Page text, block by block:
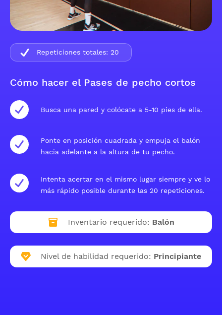
Cómo hacer el Pases de pecho cortos
Busca una pared y colócate a 5-10 pies de ella.
Ponte en posición cuadrada y empuja el balón
hacia adelante a la altura de tu pecho.
Intenta acertar en el mismo lugar siempre y ve lo
más rápido posible durante las 20 repeticiones.
Inventario requerido: Balón
Nivel de habilidad requerido: Principiante
Repeticiones totales: 20